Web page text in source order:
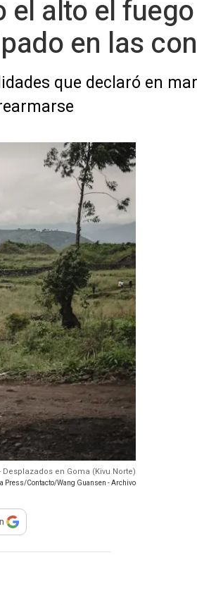
alto el
en las
que declaró en
Desplazados en Goma (Kivu Norte)
Press/Contacto/Wang Guansen - Archivo
compartir